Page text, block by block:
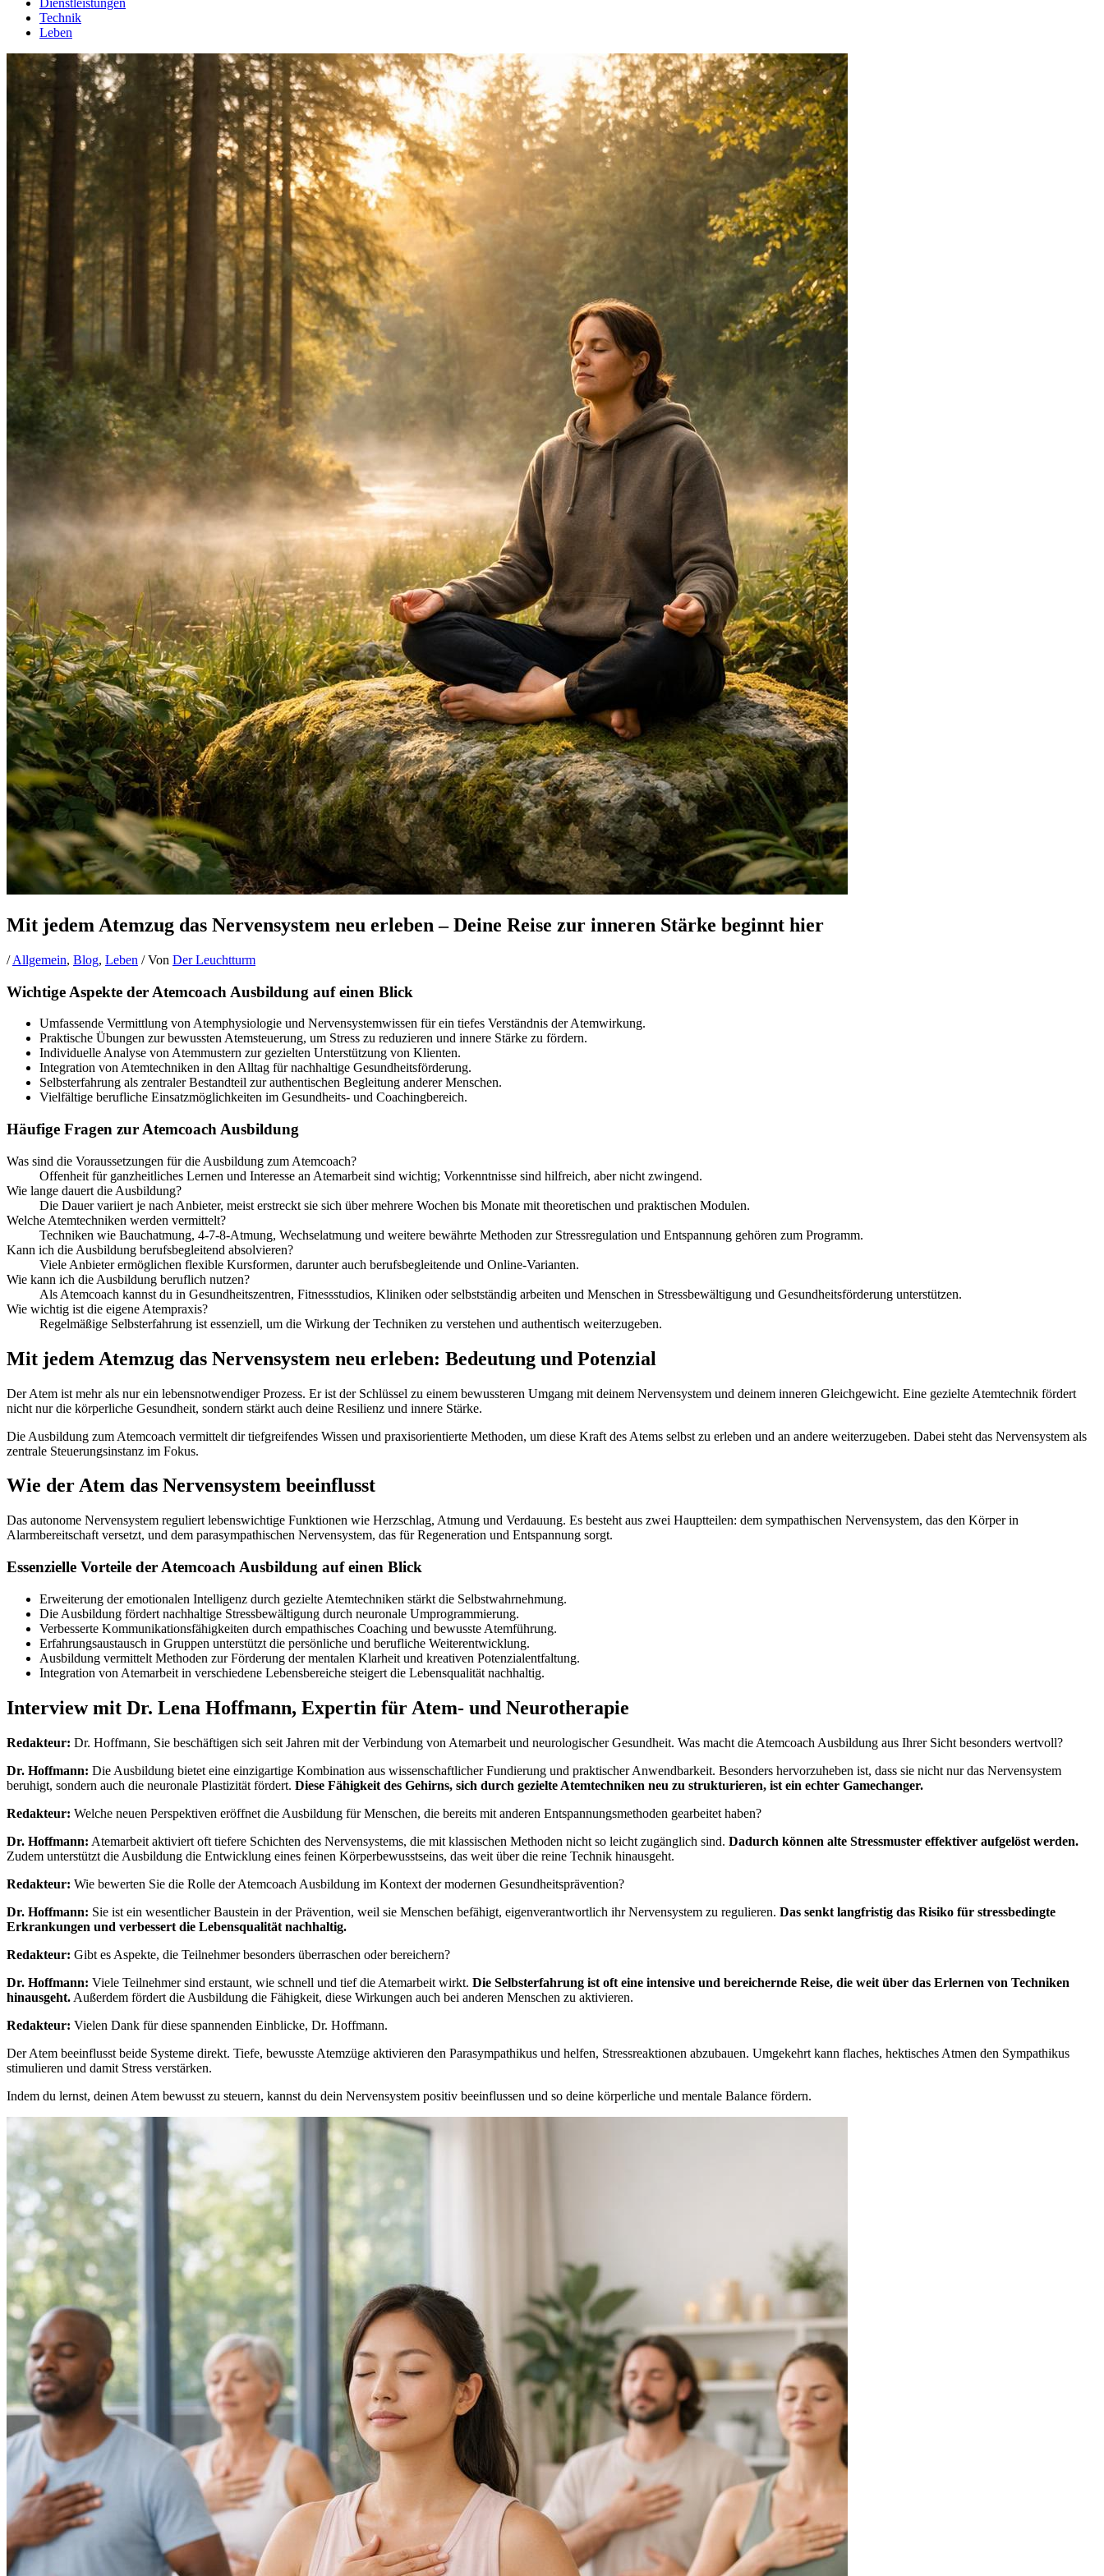
Dienstleistungen
Technik
Leben
Mit jedem Atemzug das Nervensystem neu erleben – Deine Reise zur inneren Stärke beginnt hier
/Allgemein, Blog, Leben / Von Der Leuchtturm
Wichtige Aspekte der Atemcoach Ausbildung auf einen Blick
Umfassende Vermittlung von Atemphysiologie und Nervensystemwissen für ein tiefes Verständnis der Atemwirkung.
Praktische Übungen zur bewussten Atemsteuerung, um Stress zu reduzieren und innere Stärke zu fördern.
Individuelle Analyse von Atemmustern zur gezielten Unterstützung von Klienten.
Integration von Atemtechniken in den Alltag für nachhaltige Gesundheitsförderung.
Selbsterfahrung als zentraler Bestandteil zur authentischen Begleitung anderer Menschen.
Vielfältige berufliche Einsatzmöglichkeiten im Gesundheits- und Coachingbereich.
Häufige Fragen zur Atemcoach Ausbildung
Was sind die Voraussetzungen für die Ausbildung zum Atemcoach?
Offenheit für ganzheitliches Lernen und Interesse an Atemarbeit sind wichtig; Vorkenntnisse sind hilfreich, aber nicht zwingend.
Wie lange dauert die Ausbildung?
Die Dauer variiert je nach Anbieter, meist erstreckt sie sich über mehrere Wochen bis Monate mit theoretischen und praktischen Modulen.
Welche Atemtechniken werden vermittelt?
Techniken wie Bauchatmung, 4-7-8-Atmung, Wechselatmung und weitere bewährte Methoden zur Stressregulation und Entspannung gehören zum Programm.
Kann ich die Ausbildung berufsbegleitend absolvieren?
Viele Anbieter ermöglichen flexible Kursformen, darunter auch berufsbegleitende und Online-Varianten.
Wie kann ich die Ausbildung beruflich nutzen?
Als Atemcoach kannst du in Gesundheitszentren, Fitnessstudios, Kliniken oder selbstständig arbeiten und Menschen in Stressbewältigung und Gesundheitsförderung unterstützen.
Wie wichtig ist die eigene Atempraxis?
Regelmäßige Selbsterfahrung ist essenziell, um die Wirkung der Techniken zu verstehen und authentisch weiterzugeben.
Mit jedem Atemzug das Nervensystem neu erleben: Bedeutung und Potenzial
Der Atem ist mehr als nur ein lebensnotwendiger Prozess. Er ist der Schlüssel zu einem bewussteren Umgang mit deinem Nervensystem und deinem inneren Gleichgewicht. Eine gezielte Atemtechnik fördert
nicht nur die körperliche Gesundheit, sondern stärkt auch deine Resilienz und innere Stärke.
Die Ausbildung zum Atemcoach vermittelt dir tiefgreifendes Wissen und praxisorientierte Methoden, um diese Kraft des Atems selbst zu erleben und an andere weiterzugeben. Dabei steht das Nervensystem als
zentrale Steuerungsinstanz im Fokus.
Wie der Atem das Nervensystem beeinflusst
Das autonome Nervensystem reguliert lebenswichtige Funktionen wie Herzschlag, Atmung und Verdauung. Es besteht aus zwei Hauptteilen: dem sympathischen Nervensystem, das den Körper in
Alarmbereitschaft versetzt, und dem parasympathischen Nervensystem, das für Regeneration und Entspannung sorgt.
Essenzielle Vorteile der Atemcoach Ausbildung auf einen Blick
Erweiterung der emotionalen Intelligenz durch gezielte Atemtechniken stärkt die Selbstwahrnehmung.
Die Ausbildung fördert nachhaltige Stressbewältigung durch neuronale Umprogrammierung.
Verbesserte Kommunikationsfähigkeiten durch empathisches Coaching und bewusste Atemführung.
Erfahrungsaustausch in Gruppen unterstützt die persönliche und berufliche Weiterentwicklung.
Ausbildung vermittelt Methoden zur Förderung der mentalen Klarheit und kreativen Potenzialentfaltung.
Integration von Atemarbeit in verschiedene Lebensbereiche steigert die Lebensqualität nachhaltig.
Interview mit Dr. Lena Hoffmann, Expertin für Atem- und Neurotherapie
Redakteur: Dr. Hoffmann, Sie beschäftigen sich seit Jahren mit der Verbindung von Atemarbeit und neurologischer Gesundheit. Was macht die Atemcoach Ausbildung aus Ihrer Sicht besonders wertvoll?
Dr. Hoffmann: Die Ausbildung bietet eine einzigartige Kombination aus wissenschaftlicher Fundierung und praktischer Anwendbarkeit. Besonders hervorzuheben ist, dass sie nicht nur das Nervensystem
beruhigt, sondern auch die neuronale Plastizität fördert. Diese Fähigkeit des Gehirns, sich durch gezielte Atemtechniken neu zu strukturieren, ist ein echter Gamechanger.
Redakteur: Welche neuen Perspektiven eröffnet die Ausbildung für Menschen, die bereits mit anderen Entspannungsmethoden gearbeitet haben?
Dr. Hoffmann: Atemarbeit aktiviert oft tiefere Schichten des Nervensystems, die mit klassischen Methoden nicht so leicht zugänglich sind. Dadurch können alte Stressmuster effektiver aufgelöst werden.
Zudem unterstützt die Ausbildung die Entwicklung eines feinen Körperbewusstseins, das weit über die reine Technik hinausgeht.
Redakteur: Wie bewerten Sie die Rolle der Atemcoach Ausbildung im Kontext der modernen Gesundheitsprävention?
Dr. Hoffmann: Sie ist ein wesentlicher Baustein in der Prävention, weil sie Menschen befähigt, eigenverantwortlich ihr Nervensystem zu regulieren. Das senkt langfristig das Risiko für stressbedingte
Erkrankungen und verbessert die Lebensqualität nachhaltig.
Redakteur: Gibt es Aspekte, die Teilnehmer besonders überraschen oder bereichern?
Dr. Hoffmann: Viele Teilnehmer sind erstaunt, wie schnell und tief die Atemarbeit wirkt. Die Selbsterfahrung ist oft eine intensive und bereichernde Reise, die weit über das Erlernen von Techniken
hinausgeht. Außerdem fördert die Ausbildung die Fähigkeit, diese Wirkungen auch bei anderen Menschen zu aktivieren.
Redakteur: Vielen Dank für diese spannenden Einblicke, Dr. Hoffmann.
Der Atem beeinflusst beide Systeme direkt. Tiefe, bewusste Atemzüge aktivieren den Parasympathikus und helfen, Stressreaktionen abzubauen. Umgekehrt kann flaches, hektisches Atmen den Sympathikus
stimulieren und damit Stress verstärken.
Indem du lernst, deinen Atem bewusst zu steuern, kannst du dein Nervensystem positiv beeinflussen und so deine körperliche und mentale Balance fördern.